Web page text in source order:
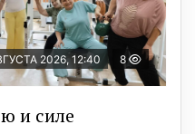
2026, 12:40 8
и силе